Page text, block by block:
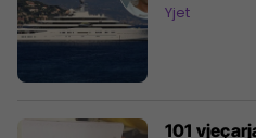
Yjet
101